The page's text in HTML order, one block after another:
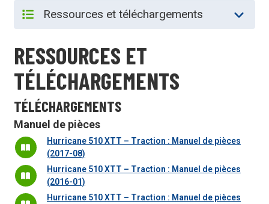
RESSOURCES ET
TÉLÉCHARGEMENTS
TÉLÉCHARGEMENTS
Manuel de pièces
Hurricane 510 XTT – Traction : Manuel de pièces
(2017-08)
Hurricane 510 XTT – Traction : Manuel de pièces
(2016-01)
Hurricane 510 XTT – Traction : Manuel de pièces